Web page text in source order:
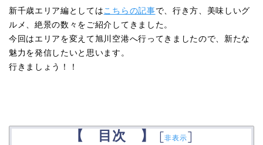
新千歳エリア編としてはこちらの記事で、行き方、美味しいグ
ルメ、絶景の数々をご紹介してきました。
今回はエリアを変えて旭川空港へ行ってきましたので、新たな
魅力を発信したいと思います。
行きましょう！！
【 目次 】 [非表示]